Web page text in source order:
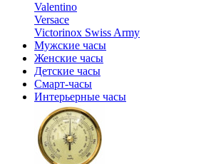
Valentino
Versace
Victorinox Swiss Army
Мужские часы
Женские часы
Детские часы
Смарт-часы
Интерьерные часы